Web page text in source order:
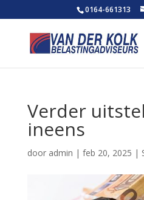
0164-661313
Verder
ineens
door admin | feb 20, 2025 |